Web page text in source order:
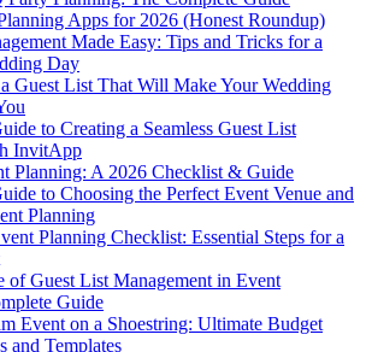
Apps for 2026 (Honest Roundup)
Made Easy: Tips and Tricks for a
Day
Guest List That Will Make Your Wedding
to Creating a Seamless Guest List
InvitApp
Planning: A 2026 Checklist & Guide
to Choosing the Perfect Event Venue and
Planning
Planning Checklist: Essential Steps for a
of Guest List Management in Event
Guide
Event on a Shoestring: Ultimate Budget
and Templates